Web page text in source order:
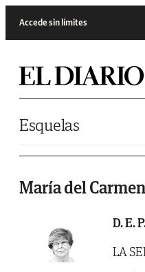
Accede sin límites
Esquelas
María del
D. E.
LA